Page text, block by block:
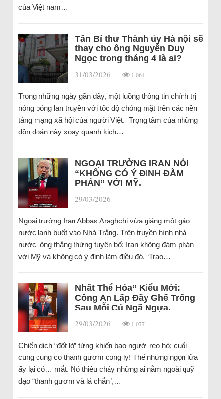
của Việt nam…
Tân Bí thư Thành ủy Hà nội sẽ
thay cho ông Nguyễn Duy
Ngọc trong tháng 4 là ai?
31/03/2026 | | 1.064
Trong những ngày gần đây, một luồng thông tin chính trị
nóng bỏng lan truyền với tốc độ chóng mặt trên các nền
tảng mạng xã hội của người Việt. Trọng tâm của những
đồn đoán này xoay quanh kịch…
NGOẠI TRƯỞNG IRAN NÓI
“KHÔNG CÓ Ý ĐỊNH ĐÀM
PHÁN” VỚI MỸ.
29/03/2026 |
Ngoại trưởng Iran Abbas Araghchi vừa giáng một gáo
nước lạnh buốt vào Nhà Trắng. Trên truyền hình nhà
nước, ông thẳng thừng tuyên bố: Iran không đàm phán
với Mỹ và không có ý định làm điều đó. “Trao…
Nhất Thể Hóa” Kiểu Mới:
Công An Lấp Đầy Ghế Trống
Sau Mỗi Cú Ngã Ngựa.
29/03/2026 | | 1.077
Chiến dịch “đốt lò” từng khiến bao người reo hò: cuối
cùng cũng có thanh gươm công lý! Thế nhưng ngọn lửa
ấy lại có… mắt. Nó thiêu cháy những ai nằm ngoài quỹ
đạo “thanh gươm và lá chắn”,…